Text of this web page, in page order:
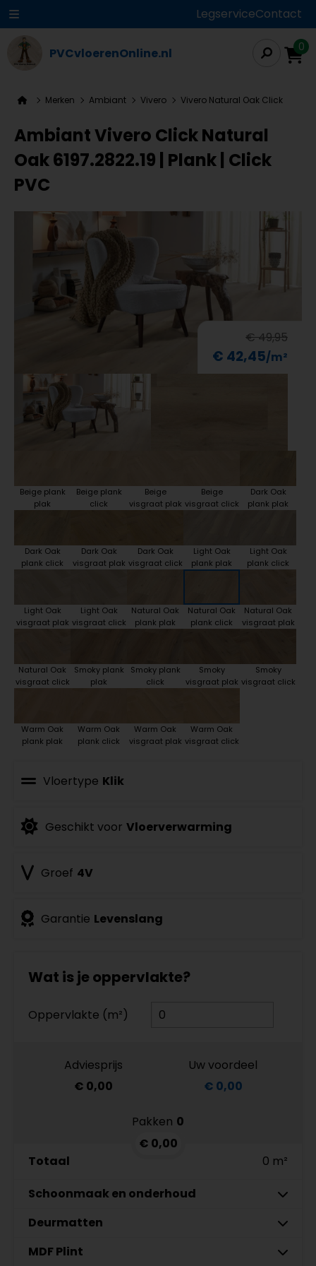
LegserviceContact
PVCvloerenOnline.nl 0
Merken Ambiant Vivero Vivero Natural Oak Click
Ambiant Vivero Click Natural
Oak 6197.2822.19 | Plank | Click
PVC
€ 49,95
€ 42,45
Beige plank
plak
Beige plank
click
Beige
visgraat plak
Beige
visgraat click
Dark Oak
plank plak
Dark Oak
plank click
Dark Oak
visgraat plak
Dark Oak
visgraat click
Light Oak
plank plak
Light Oak
plank click
Light Oak
visgraat plak
Light Oak
visgraat click
Natural Oak
plank plak
Natural Oak
plank click
Natural Oak
visgraat plak
Natural Oak
visgraat click
Smoky plank
plak
Smoky plank
click
Smoky
visgraat plak
Smoky
visgraat click
Warm Oak
plank plak
Warm Oak
plank click
Warm Oak
visgraat plak
Warm Oak
visgraat click
Vloertype Klik
Geschikt voor Vloerverwarming
Groef 4V
Garantie Levenslang
Wat is je oppervlakte?
Oppervlakte (m²)
Adviesprijs
€ 0,00
Uw voordeel
€ 0,00
Pakken 0
€ 0,00
Totaal
0 m²
Schoonmaak en onderhoud
Co-Pro Schoonmaak en
€ 19,95 p/st
Aantal
Deurmatten
Gelasta Xtreme SDN carbon 99 Meter
MDF Plint